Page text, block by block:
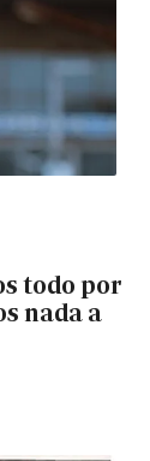
todo por
nada a